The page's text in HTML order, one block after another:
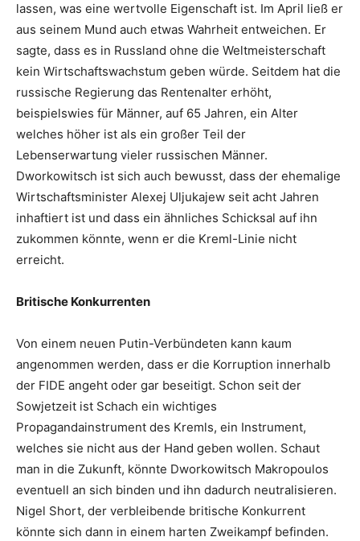
lassen, was eine wertvolle Eigenschaft ist. Im April ließ er
aus seinem Mund auch etwas Wahrheit entweichen. Er
sagte, dass es in Russland ohne die Weltmeisterschaft
kein Wirtschaftswachstum geben würde. Seitdem hat die
russische Regierung das Rentenalter erhöht,
beispielswies für Männer, auf 65 Jahren, ein Alter
welches höher ist als ein großer Teil der
Lebenserwartung vieler russischen Männer.
Dworkowitsch ist sich auch bewusst, dass der ehemalige
Wirtschaftsminister Alexej Uljukajew seit acht Jahren
inhaftiert ist und dass ein ähnliches Schicksal auf ihn
zukommen könnte, wenn er die Kreml-Linie nicht
erreicht.
Britische Konkurrenten
Von einem neuen Putin-Verbündeten kann kaum
angenommen werden, dass er die Korruption innerhalb
der FIDE angeht oder gar beseitigt. Schon seit der
Sowjetzeit ist Schach ein wichtiges
Propagandainstrument des Kremls, ein Instrument,
welches sie nicht aus der Hand geben wollen. Schaut
man in die Zukunft, könnte Dworkowitsch Makropoulos
eventuell an sich binden und ihn dadurch neutralisieren.
Nigel Short, der verbleibende britische Konkurrent
könnte sich dann in einem harten Zweikampf befinden.